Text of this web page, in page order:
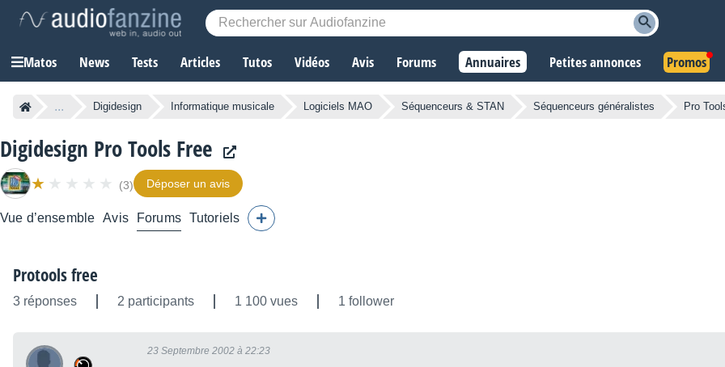
Matos News Tests Articles Tutos Vidéos Avis Forums Annuaires Petites annonces Promos
... Digidesign Informatique musicale Logiciels MAO Séquenceurs & STAN Séquenceurs généralistes Pro
Digidesign Pro Tools Free
(3) Déposer un avis
Vue d’ensemble Avis Forums Tutoriels
Protools free
3 réponses 2 participants 1 100 vues 1 follower
23 Septembre 2002 à 22:23